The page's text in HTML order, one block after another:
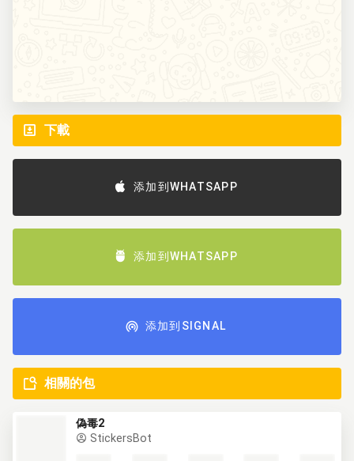
下載
添加到WHATSAPP
添加到WHATSAPP
添加到SIGNAL
相關的包
偽毒2
StickersBot